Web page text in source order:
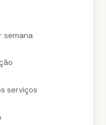
semana
serviços